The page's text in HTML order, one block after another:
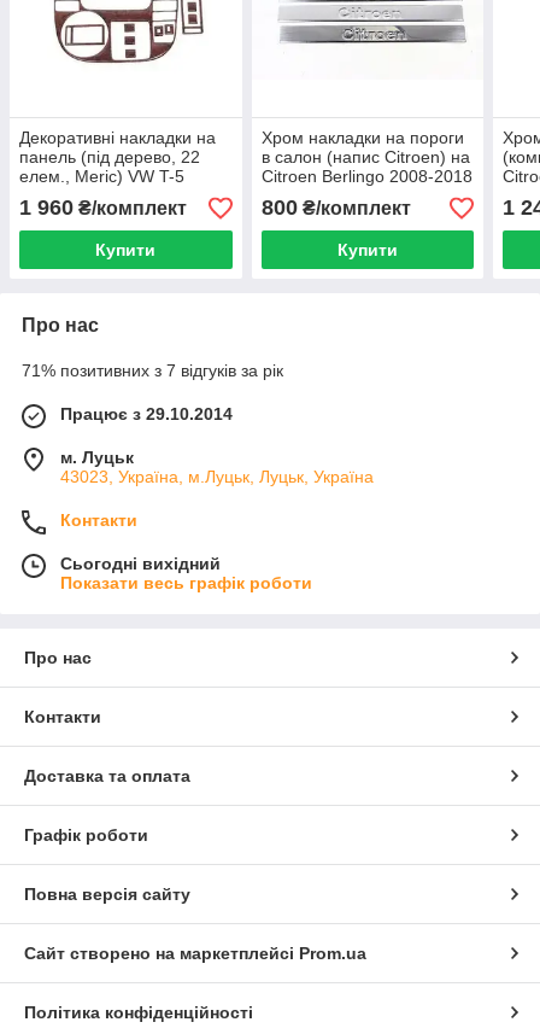
Декоративні накладки на
панель (під дерево, 22
елем., Meric) VW T-5
Multivan 05,2003-...
1 960 ₴/комплект
Купити
Хром накладки на пороги
в салон (напис Citroen) на
Citroen Berlingo 2008-2018
800₴/комплект
Купити
1
Про нас
71% позитивних з 7 відгуків за рік
Працює з 29.10.2014
м. Луцьк
43023, Україна, м.Луцьк, Луцьк, Україна
Контакти
Сьогодні вихідний
Показати весь графік роботи
Про нас
Контакти
Доставка та оплата
Графік роботи
Повна версія сайту
Сайт створено на маркетплейсі Prom.ua
Політика конфіденційності